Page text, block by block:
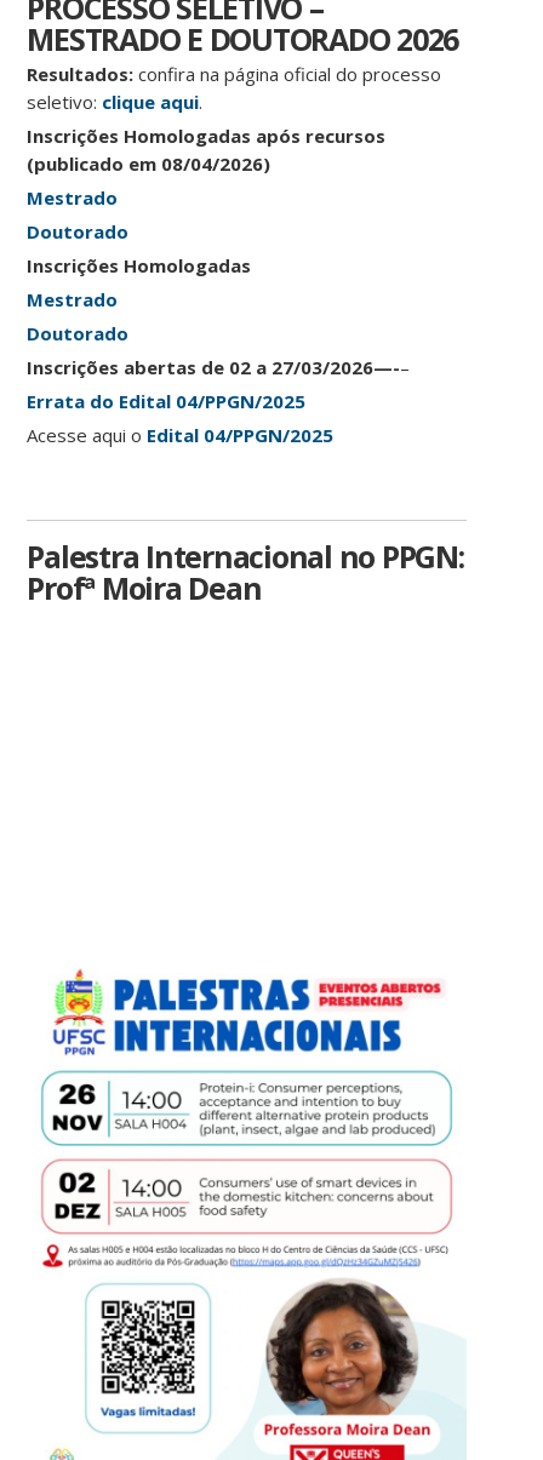
MESTRADO E DOUTORADO 2026
Resultados: confira na página oficial do processo
seletivo: clique aqui.
Inscrições Homologadas após recursos
(publicado em 08/04/2026)
Mestrado
Doutorado
Inscrições Homologadas
Mestrado
Doutorado
Inscrições abertas de 02 a 27/03/2026—-–
Errata do Edital 04/PPGN/2025
Acesse aqui o Edital 04/PPGN/2025
Palestra Internacional no PPGN:
Profª Moira Dean